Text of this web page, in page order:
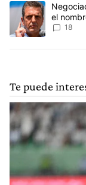
Un artículo de
el
18